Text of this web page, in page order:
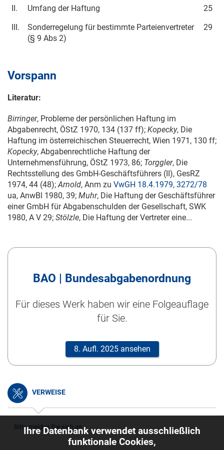
II. Umfang der Haftung
25
III.
Sonderregelung für bestimmte Parteienvertreter
(§ 9 Abs 2)
29
Vorspann
Literatur:
Birringer, Probleme der persönlichen Haftung im
Abgabenrecht, ÖStZ 1970, 134 (137 ff); Kopecky, Die
Haftung im österreichischen Steuerrecht, Wien 1971, 130 ff;
Kopecky, Abgabenrechtliche Haftung der
Unternehmensführung, ÖStZ 1973, 86; Torggler, Die
Rechtsstellung des GmbH-Geschäftsführers (II), GesRZ
1974, 44 (48); Arnold, Anm zu VwGH 18.4.1979, 3272/78
ua, AnwBl 1980, 39; Muhr, Die Haftung der Geschäftsführer
einer GmbH für Abgabenschulden der Gesellschaft, SWK
1980, A V 29; Stölzle, Die Haftung der Vertreter eine...
BAO | Bundesabgabenordnung
Für dieses Werk haben wir eine Folgeauflage
für Sie.
8. Aufl. 2025 ansehen
VERWEISE
Bitte melden Sie sich an.
Ihre Datenbank verwendet ausschließlich
funktionale Cookies,